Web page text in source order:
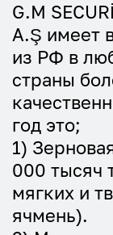
G.M
A.Ş имеет
из РФ в
страны
год это;
1)
000 тысяч
мягких и
ячмень).